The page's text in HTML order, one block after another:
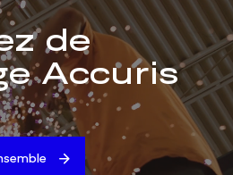
de
Accuris